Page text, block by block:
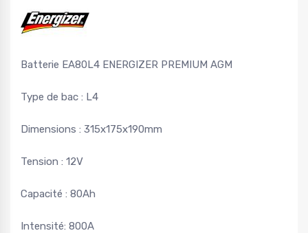
Batterie EA80L4 ENERGIZER PREMIUM AGM
Type de bac : L4
Dimensions : 315x175x190mm
Tension : 12V
Capacité : 80Ah
Intensité: 800A